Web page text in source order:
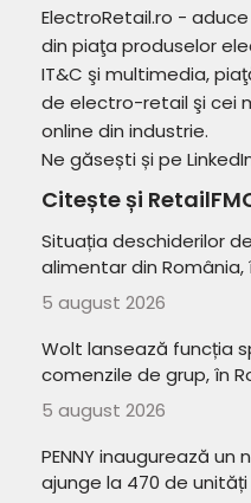
ElectroRetail.ro -
din piaţa produselor
IT&C şi multimedia,
de electro-retail şi cei
online din industrie.
Ne găsești și pe
Citește și
Situația deschiderilor
alimentar din România,
5 august 2026
Wolt lansează funcția
comenzile de grup, în
5 august 2026
PENNY inaugurează un
ajunge la 470 de